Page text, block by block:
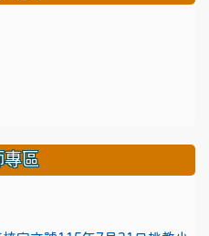
專區